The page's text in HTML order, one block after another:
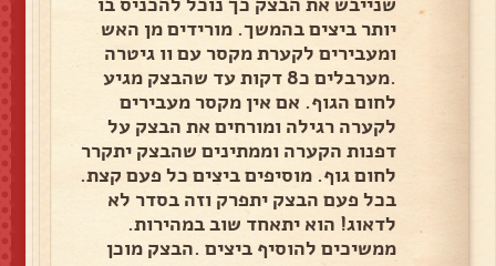
יותר ביצים בהמשך. מורידים מן האש
ומעבירים לקערת מקסר עם וו גיטרה
.מערבלים כ8 דקות עד שהבצק מגיע
לחום הגוף. אם אין מקסר מעבירים
לקערה רגילה ומורחים את הבצק על
דפנות הקערה וממתינים שהבצק יתקרר
לחום גוף. מוסיפים ביצים כל פעם קצת.
בכל פעם הבצק יתפרק וזה בסדר לא
לדאוג! הוא יתאחד שוב במהירות.
ממשיכים להוסיף ביצים .הבצק מוכן